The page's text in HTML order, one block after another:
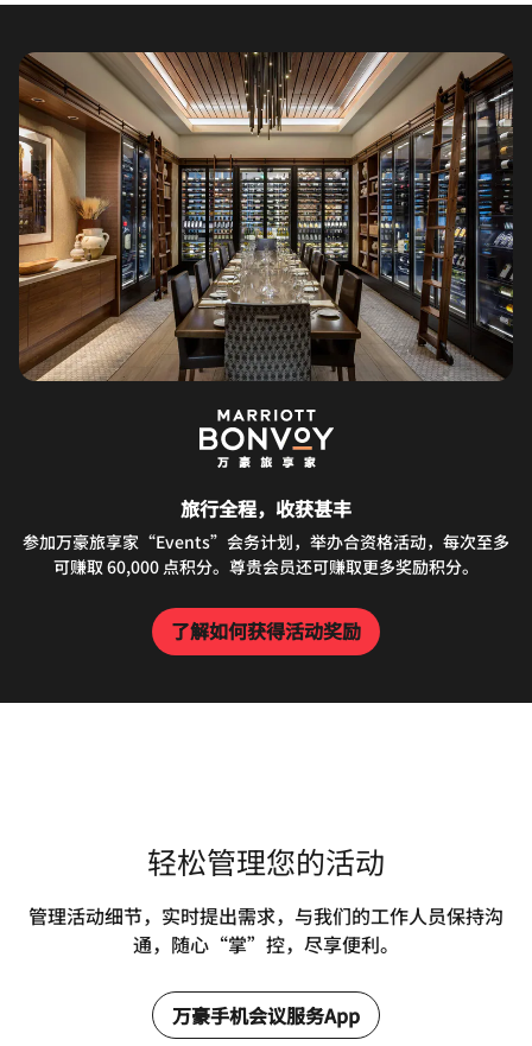
旅行全程，收获甚丰
参加万豪旅享家“Events”会务计划，举办合资格活动，每次至多
可赚取 60,000 点积分。尊贵会员还可赚取更多奖励积分。
了解如何获得活动奖励
轻松管理您的活动
管理活动细节，实时提出需求，与我们的工作人员保持沟
通，随心“掌”控，尽享便利。
万豪手机会议服务App